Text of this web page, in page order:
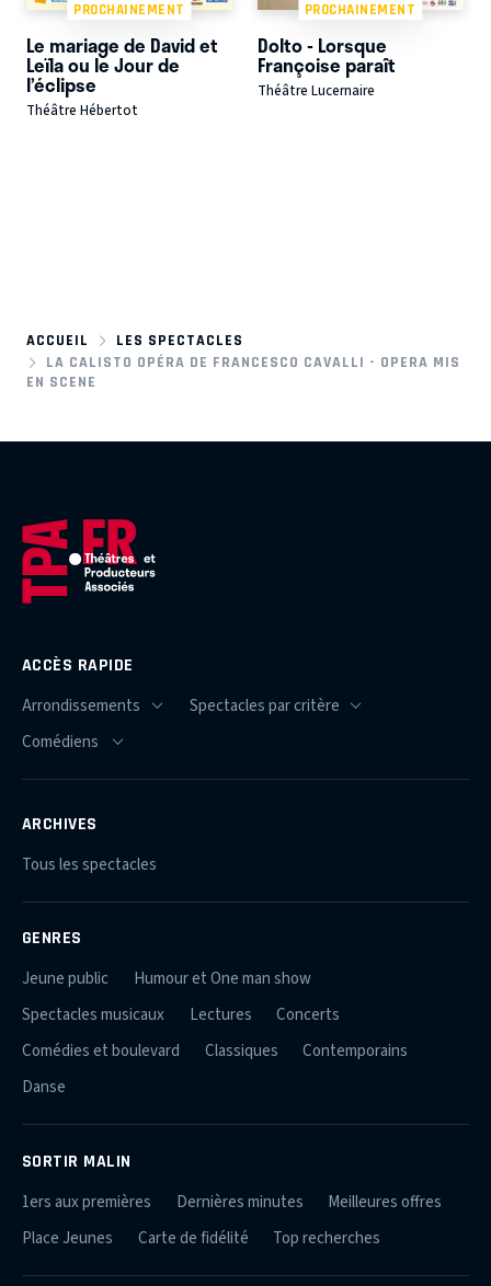
PROCHAINEMENT
Le mariage de David et
Leïla ou le Jour de
l’éclipse
Théâtre Hébertot
PROCHAINEMENT
Dolto - Lorsque
Françoise paraît
Théâtre Lucernaire
ACCUEIL
LES SPECTACLES
LA CALISTO OPÉRA DE FRANCESCO CAVALLI - OPERA MIS
EN SCENE
ACCÈS RAPIDE
ARCHIVES
Tous les spectacles
GENRES
Jeune public
Humour et One man show
Spectacles musicaux
Lectures
Concerts
Comédies et boulevard
Classiques
Contemporains
Danse
SORTIR MALIN
1ers aux premières Dernières minutes
Meilleures offres
Place Jeunes
Carte de fidélité Top recherches